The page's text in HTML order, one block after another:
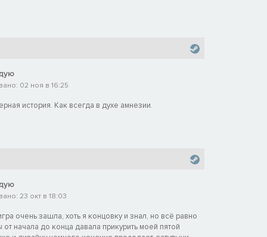
02 ноя в 16:25
история. Как всегда в духе амнезии.
23 окт в 18:03
очень зашла, хоть я концовку и знал, но всё равно
начала до конца давала прикурить моей пятой